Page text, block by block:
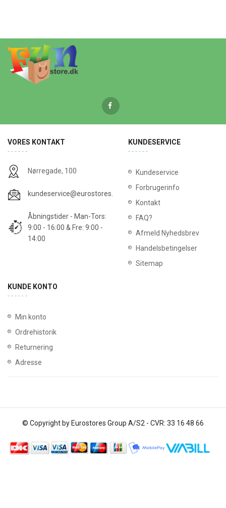
VORES KONTAKT
Nørregade, 100
kundeservice@eurostores.dk
Åbningstider - Man-Tors:
9:00 - 16:00 & Fre: 9:00 -
14:00
KUNDESERVICE
Kundeservice
Forbrugerinfo
Kontakt
FAQ?
Afmeld Nyhedsbrev
Handelsbetingelser
Sitemap
KUNDE KONTO
Min konto
Ordrehistorik
Returnering
Adresse
© Copyright by Eurostores Group A/S2 - CVR: 33 16 48 66